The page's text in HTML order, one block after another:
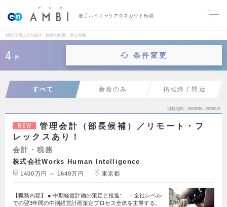
若手ハイキャリアのスカウト転職
1400万円以上の会計・税務の転職・求人情報
4 件 条件変更
すべて 新着のみ 掲載終了間近
掲載期間 26/08/06～26/08/19
NEW
管理会計（部長候補）／リモート・フ
レックスあり！
会計・税務
株式会社Works Human Intelligence
1400万円 ～ 1649万円 東京都
【職務内容】 ● 中期経営計画の策定と推進: ・全社レベル
での翌3年間の中期経営計画策定プロセス全体を主導する。